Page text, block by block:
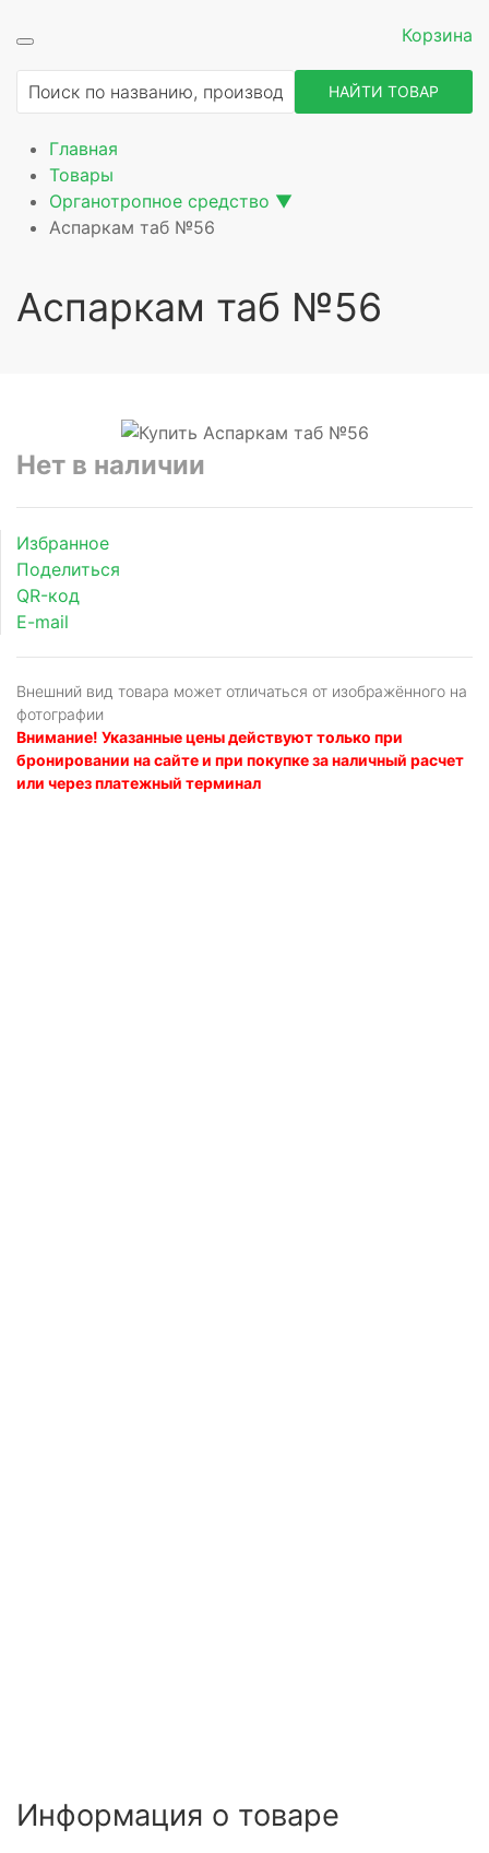
Корзина
НАЙТИ ТОВАР
Главная
Товары
Органотропное средство ▼
Аспаркам таб №56
Аспаркам таб №56
Нет в наличии
Избранное
Поделиться
QR-код
E-mail
Внешний вид товара может отличаться от изображённого на
фотографии
Внимание! Указанные цены действуют только при
бронировании на сайте и при покупке за наличный расчет
или через платежный терминал
Информация о товаре